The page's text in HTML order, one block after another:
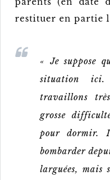
restituer en partie
« Je suppose
situation ici.
travaillons
grosse
pour dormir.
bombarder
larguées, mais